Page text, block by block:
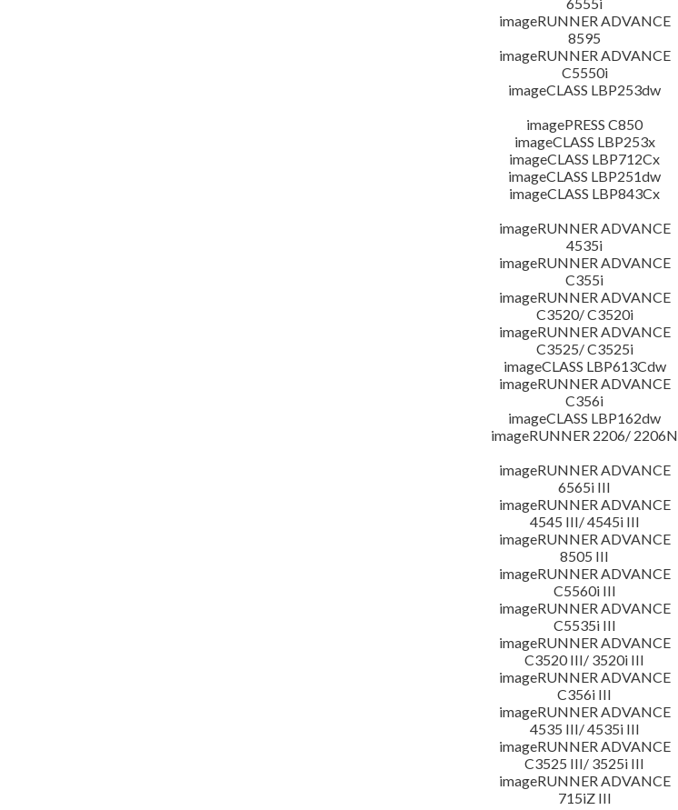
imageRUNNER ADVANCE
8595
imageRUNNER ADVANCE
C5550i
imageCLASS LBP253dw
imagePRESS C850
imageCLASS LBP253x
imageCLASS LBP712Cx
imageCLASS LBP251dw
imageCLASS LBP843Cx
imageRUNNER ADVANCE
4535i
imageRUNNER ADVANCE
C355i
imageRUNNER ADVANCE
C3520/ C3520i
imageRUNNER ADVANCE
C3525/ C3525i
imageCLASS LBP613Cdw
imageRUNNER ADVANCE
C356i
imageCLASS LBP162dw
imageRUNNER 2206/ 2206N
imageRUNNER ADVANCE
6565i III
imageRUNNER ADVANCE
4545 III/ 4545i III
imageRUNNER ADVANCE
8505 III
imageRUNNER ADVANCE
C5560i III
imageRUNNER ADVANCE
C5535i III
imageRUNNER ADVANCE
C3520 III/ 3520i III
imageRUNNER ADVANCE
C356i III
imageRUNNER ADVANCE
4535 III/ 4535i III
imageRUNNER ADVANCE
C3525 III/ 3525i III
imageRUNNER ADVANCE
715iZ III